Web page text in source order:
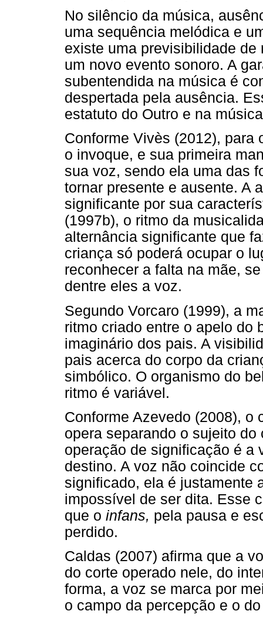
No silêncio da música,
uma sequência melódica e
existe uma previsibilidade
um novo evento sonoro. A
subentendida na música é
despertada pela ausência.
estatuto do Outro e na
Conforme Vivès (2012), para
o invoque, e sua primeira
sua voz, sendo ela uma das
tornar presente e ausente. A
significante por sua
(1997b), o ritmo da
alternância significante que
criança só poderá ocupar o
reconhecer a falta na mãe,
dentre eles a voz.
Segundo Vorcaro (1999), a
ritmo criado entre o apelo do
imaginário dos pais. A
pais acerca do corpo da
simbólico. O organismo do
ritmo é variável.
Conforme Azevedo (2008), o
opera separando o sujeito
operação de significação é a
destino. A voz não coincide
significado, ela é justamente
impossível de ser dita. Esse
que o infans, pela pausa e
perdido.
Caldas (2007) afirma que a
do corte operado nele, do
forma, a voz se marca por
o campo da percepção e o